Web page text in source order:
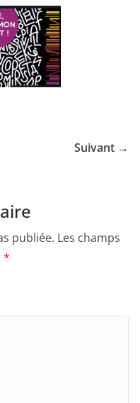
Suivant →
publiée. Les champs
*